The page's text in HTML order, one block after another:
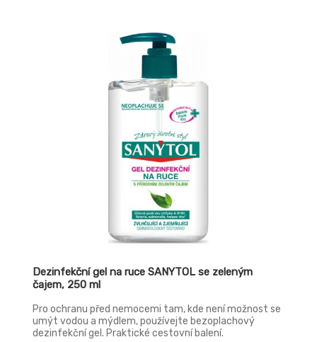
Dezinfekční gel na ruce SANYTOL se zeleným
čajem, 250 ml
Pro ochranu před nemocemi tam, kde není možnost se
umýt vodou a mýdlem, používejte bezoplachový
dezinfekční gel. Praktické cestovní balení.